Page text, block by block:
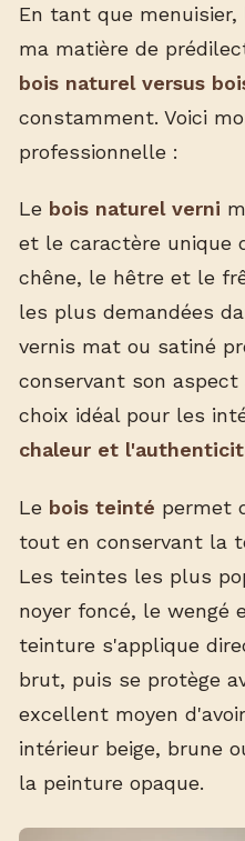
En tant que
ma matière de
bois naturel versus
constamment. Voici
professionnelle :
Le bois naturel verni
et le caractère unique
chêne, le hêtre et le
les plus demandées
vernis mat ou satiné
conservant son
choix idéal pour les
chaleur et
Le bois teinté permet
tout en conservant la
Les teintes les plus
noyer foncé, le wengé
teinture s'applique
brut, puis se protège
excellent moyen
intérieur beige, brune
la peinture opaque.